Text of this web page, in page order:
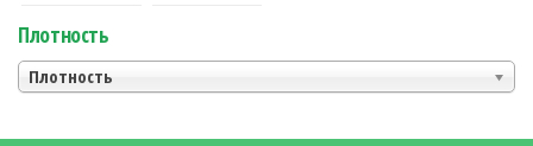
Плотность
Плотность